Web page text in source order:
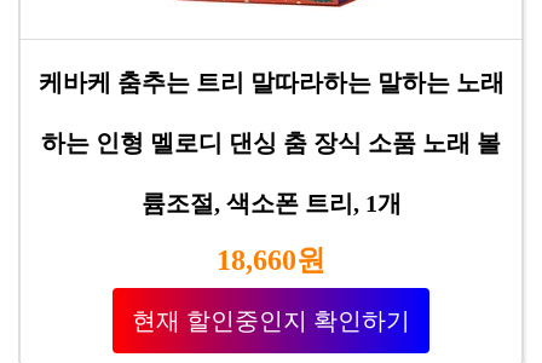
케바케 춤추는 트리 말따라하는 말하는 노래
하는 인형 멜로디 댄싱 춤 장식 소품 노래 볼
륨조절, 색소폰 트리, 1개
18,660원
현재 할인중인지 확인하기